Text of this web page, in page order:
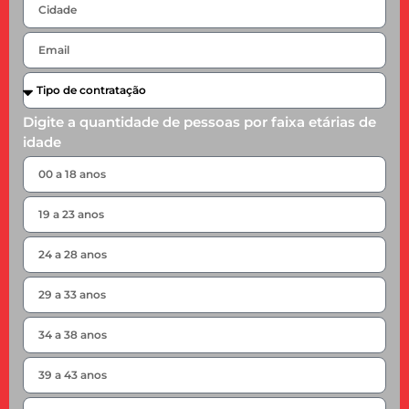
Digite a quantidade de pessoas por faixa etárias de
idade